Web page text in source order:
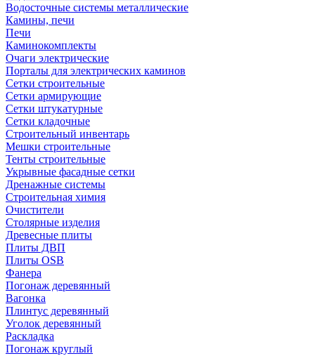
Водосточные системы металлические
Камины, печи
Печи
Каминокомплекты
Очаги электрические
Порталы для электрических каминов
Сетки строительные
Сетки армирующие
Сетки штукатурные
Сетки кладочные
Строительный инвентарь
Мешки строительные
Тенты строительные
Укрывные фасадные сетки
Дренажные системы
Строительная химия
Очистители
Столярные изделия
Древесные плиты
Плиты ДВП
Плиты OSB
Фанера
Погонаж деревянный
Вагонка
Плинтус деревянный
Уголок деревянный
Раскладка
Погонаж круглый